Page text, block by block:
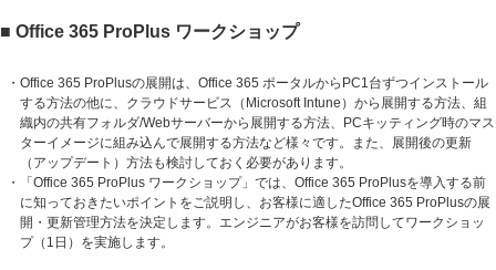
■ Office 365 ProPlus ワークショップ
・Office 365 ProPlusの展開は、Office 365 ポータルからPC1台ずつインストール
する方法の他に、クラウドサービス（Microsoft Intune）から展開する方法、組
織内の共有フォルダ/Webサーバーから展開する方法、PCキッティング時のマス
ターイメージに組み込んで展開する方法など様々です。また、展開後の更新
（アップデート）方法も検討しておく必要があります。
・「Office 365 ProPlus ワークショップ」では、Office 365 ProPlusを導入する前
に知っておきたいポイントをご説明し、お客様に適したOffice 365 ProPlusの展
開・更新管理方法を決定します。エンジニアがお客様を訪問してワークショッ
プ（1日）を実施します。